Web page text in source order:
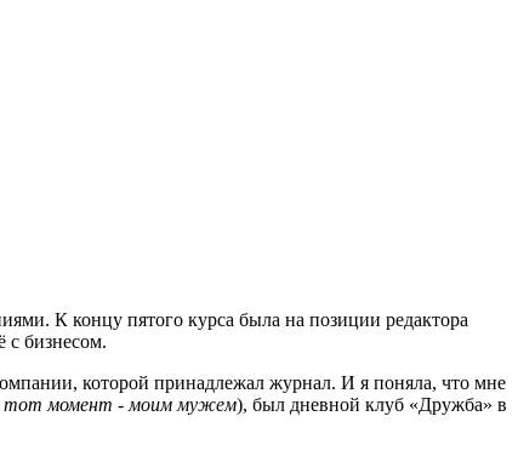
К концу пятого курса была на позиции редактора
с бизнесом.
которой принадлежал журнал. И я поняла, что мне
тот момент - моим мужем), был дневной клуб «Дружба» в